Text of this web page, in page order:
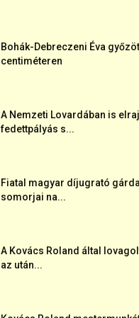
Bohák-Debreczeni Éva
centiméteren
A Nemzeti Lovardában is
fedettpályás s...
Fiatal magyar díjugrató
somorjai na...
A Kovács Roland által
az után...